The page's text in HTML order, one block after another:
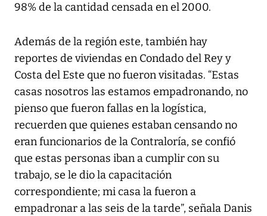
98% de la cantidad censada en el 2000.
Además de la región este, también hay
reportes de viviendas en Condado del Rey y
Costa del Este que no fueron visitadas. “Estas
casas nosotros las estamos empadronando, no
pienso que fueron fallas en la logística,
recuerden que quienes estaban censando no
eran funcionarios de la Contraloría, se confió
que estas personas iban a cumplir con su
trabajo, se le dio la capacitación
correspondiente; mi casa la fueron a
empadronar a las seis de la tarde”, señala Danis